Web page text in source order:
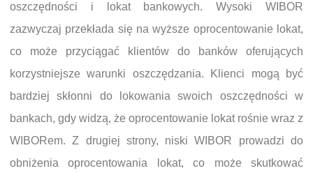
oszczędności i lokat bankowych. Wysoki WIBOR
zazwyczaj przekłada się na wyższe oprocentowanie lokat,
co może przyciągać klientów do banków oferujących
korzystniejsze warunki oszczędzania. Klienci mogą być
bardziej skłonni do lokowania swoich oszczędności w
bankach, gdy widzą, że oprocentowanie lokat rośnie wraz z
WIBORem. Z drugiej strony, niski WIBOR prowadzi do
obniżenia oprocentowania lokat, co może skutkować